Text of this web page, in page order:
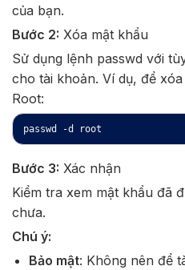
của bạn.
Bước 2: Xóa mật khẩu
Sử dụng lệnh passwd với
cho tài khoản. Ví dụ, để
Root:
passwd -d root
Bước 3: Xác nhận
Kiểm tra xem mật khẩu đã
chưa.
Chú ý:
Bảo mật: Không nên để